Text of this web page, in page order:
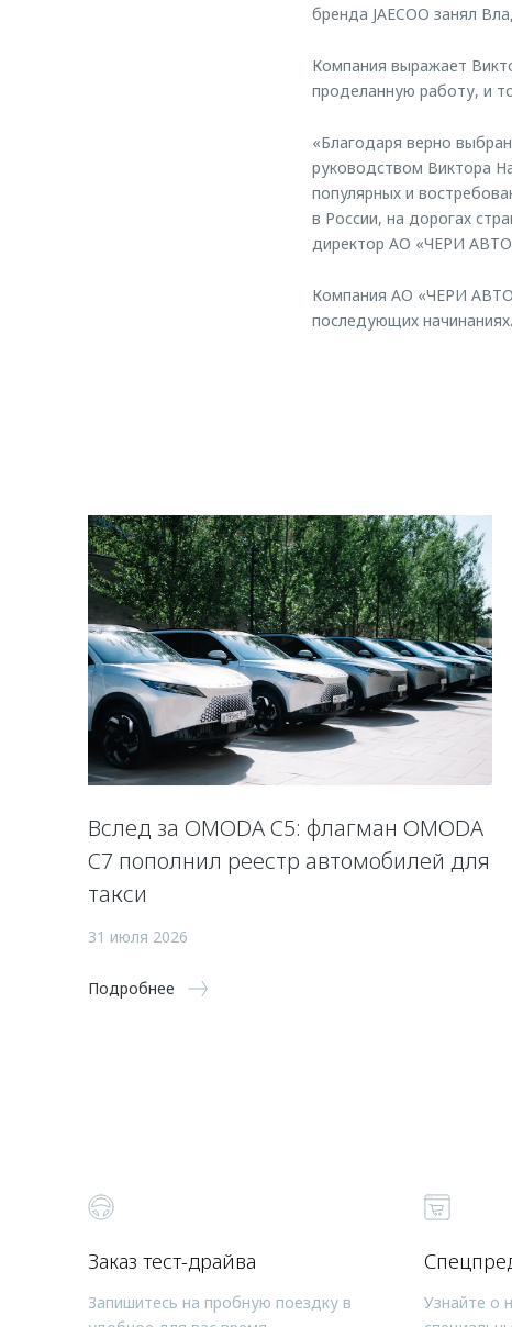
бренда JAECOO занял
Компания выражает
проделанную работу, и
«Благодаря верно
руководством Виктора
популярных и
в России, на дорогах
директор АО «ЧЕРИ
Компания АО «ЧЕРИ
последующих начинаниях.
Вслед за OMODA C5: флагман OMODA
C7 пополнил реестр автомобилей для
такси
31 июля 2026
Подробнее
Заказ тест-драйва
Запишитесь на пробную поездку в
Узнайте о